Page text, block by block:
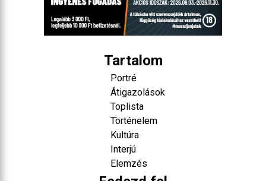
Tartalom
Portré
Átigazolások
Toplista
Történelem
Kultúra
Interjú
Elemzés